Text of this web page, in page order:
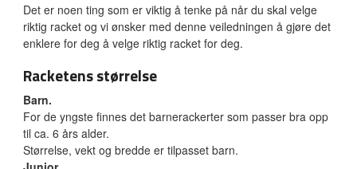
Det er noen ting som er viktig å tenke på når du skal velge
riktig racket og vi ønsker med denne veiledningen å gjøre det
enklere for deg å velge riktig racket for deg.
Racketens størrelse
Barn.
For de yngste finnes det barnerackerter som passer bra opp
til ca. 6 års alder.
Størrelse, vekt og bredde er tilpasset barn.